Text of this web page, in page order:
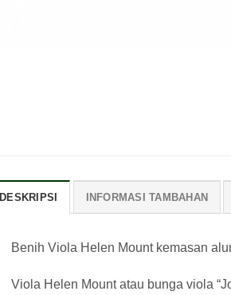
DESKRIPSI INFORMASI TAMBAHAN
Benih Viola Helen Mount kemasan
Viola Helen Mount atau bunga viola